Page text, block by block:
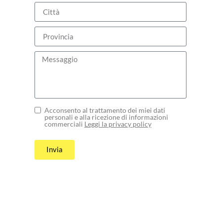
Acconsento al trattamento dei miei dati
personali e alla ricezione di informazioni
commerciali Leggi la privacy policy
Invia